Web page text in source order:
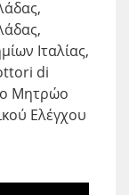
Ιταλίας,
di
Μητρώο
Ελέγχου